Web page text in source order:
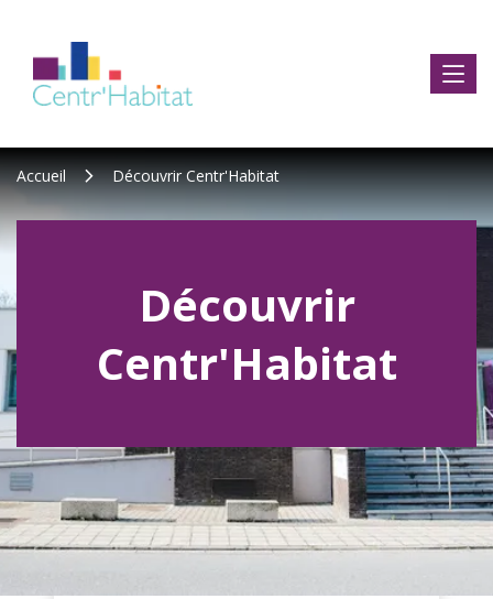
Accueil Découvrir Centr'Habitat
Découvrir
Centr'Habitat